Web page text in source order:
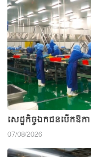
សេដ្ឋកិច្ចឯកជនបើកឱ
07/08/2026